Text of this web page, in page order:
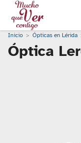
Inicio Ópticas en Lérida
Óptica